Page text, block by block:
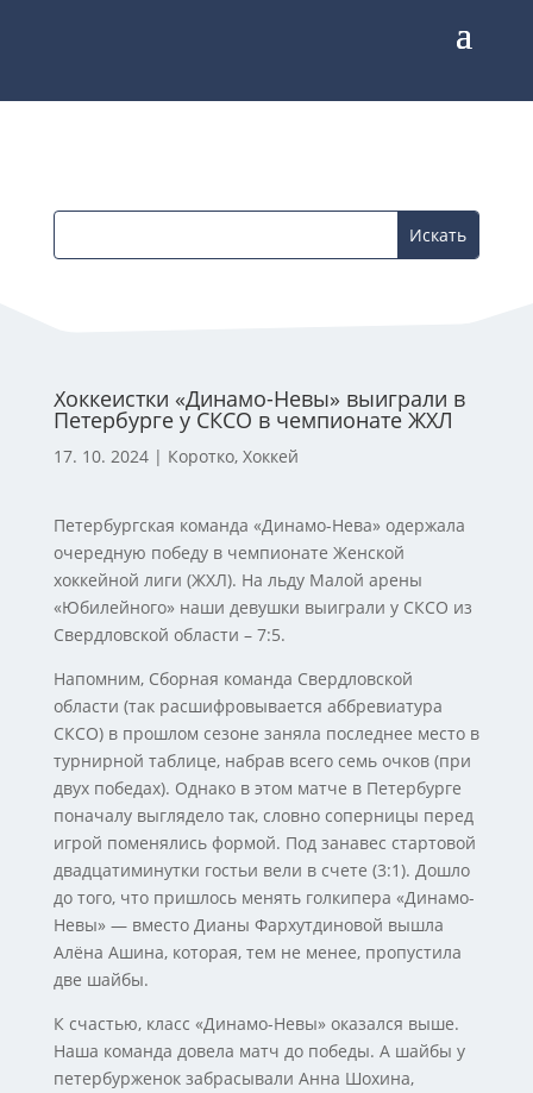
Хоккеистки «Динамо-Невы» выиграли в
Петербурге у СКСО в чемпионате ЖХЛ
17. 10. 2024| Коротко, Хоккей
Петербургская команда «Динамо-Нева» одержала
очередную победу в чемпионате Женской
хоккейной лиги (ЖХЛ). На льду Малой арены
«Юбилейного» наши девушки выиграли у СКСО из
Свердловской области – 7:5.
Напомним, Сборная команда Свердловской
области (так расшифровывается аббревиатура
СКСО) в прошлом сезоне заняла последнее место в
турнирной таблице, набрав всего семь очков (при
двух победах). Однако в этом матче в Петербурге
поначалу выглядело так, словно соперницы перед
игрой поменялись формой. Под занавес стартовой
двадцатиминутки гостьи вели в счете (3:1). Дошло
до того, что пришлось менять голкипера «Динамо-
Невы» — вместо Дианы Фархутдиновой вышла
Алёна Ашина, которая, тем не менее, пропустила
две шайбы.
К счастью, класс «Динамо-Невы» оказался выше.
Наша команда довела матч до победы. А шайбы у
петербурженок забрасывали Анна Шохина,